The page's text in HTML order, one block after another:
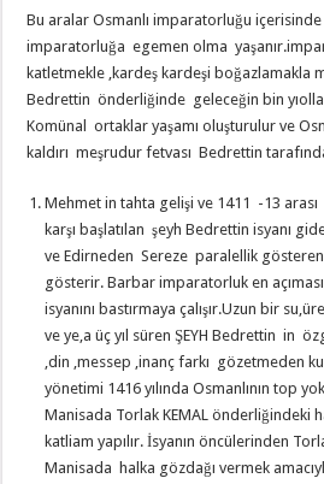
Bu aralar Osmanlı imparatorluğu
imparatorluğa egemen olma
katletmekle ,kardeş kardeşi boğazlamakla
Bedrettin önderliğinde geleceğin bin
Komünal ortaklar yaşamı oluşturulur ve
kaldırı meşrudur fetvası Bedrettin
Mehmet in tahta gelişi ve 1411 -13
karşı başlatılan şeyh Bedrettin isyanı
ve Edirneden Sereze paralellik
gösterir. Barbar imparatorluk en
isyanını bastırmaya çalışır.Uzun bir
ve ye,a üç yıl süren ŞEYH Bedrettin in
,din ,messep ,inanç farkı gözetmeden
yönetimi 1416 yılında Osmanlının top
Manisada Torlak KEMAL önderliğindeki
katliam yapılır. İsyanın öncülerinden
Manisada halka gözdağı vermek